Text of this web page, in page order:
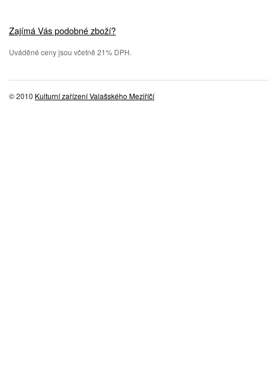
Zajímá Vás podobné zboží?
Uváděné ceny jsou včetně 21% DPH.
© 2010 Kulturní zařízení Valašského Meziříčí